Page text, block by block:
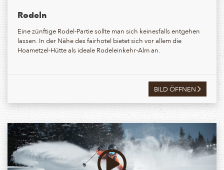
Rodeln
Eine zünftige Rodel-Partie sollte man sich keinesfalls entgehen
lassen. In der Nähe des fairhotel bietet sich vor allem die
Hoametzel-Hütte als ideale Rodeleinkehr-Alm an.
BILD ÖFFNEN